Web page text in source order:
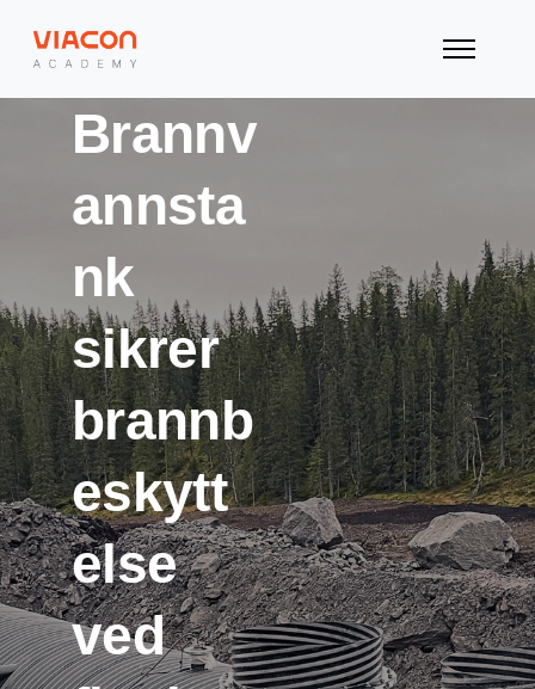
Brannv
annsta
nk
sikrer
brannb
eskytt
else
ved